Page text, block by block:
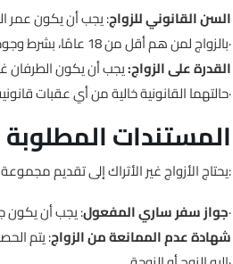
السن القانوني للزواج
بالزواج لمن هم أقل من 18 عامًا، بشرط وجود موافقة رسمية من الوالدين أو المحكمة·
القدرة على الزواج:يجب أن يكون الطرفان
حالتهما القانونية خالية من أي عقبات قانونية مثل عدم القدرة العقلية أو الزواج القسري·
2· المستندات
يحتاج الأزواج غير الأتراك إلى تقديم مجموعة من الوثائق لإتمام الزواج المدني في تركيا، ومنها:
جواز سفر ساري المفعول: يجب أن يكون جواز السفر ساري المفعول لمدة لا تقل عن 6 أشهر·
شهادة عدم الممانعة من الزواج: يتم